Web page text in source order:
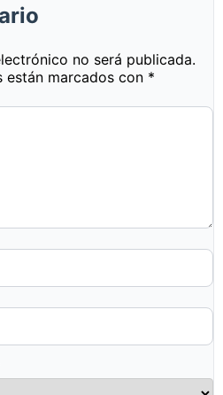
no será publicada.
marcados con *